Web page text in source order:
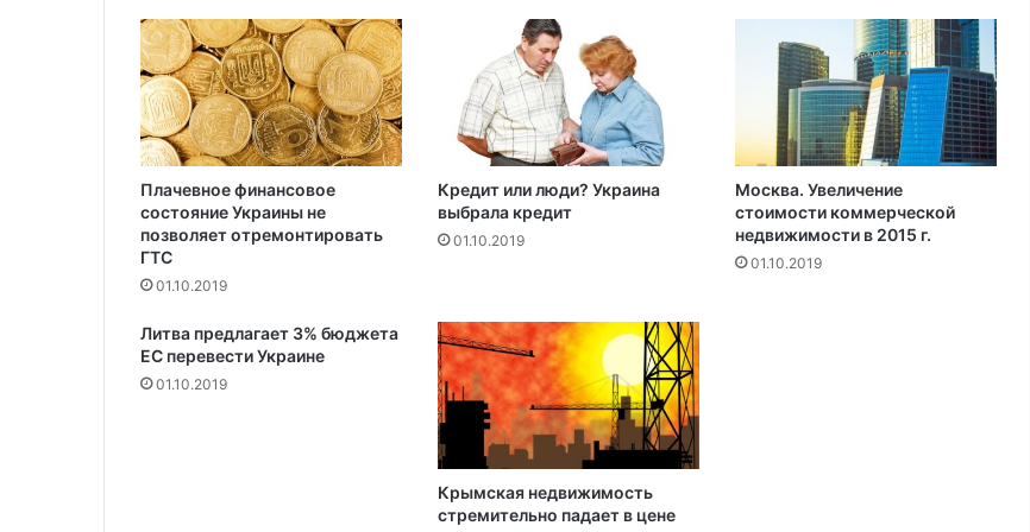
м
п
а
к
т
к
а
р
а
р
о
ж
а
л
и
т
д
в
е
р
и
с
Плачевное финансовое
состояние Украины не
позволяет отремонтировать
ГТС
01.10.2019
Кредит или люди? Украина
выбрала кредит
01.10.2019
Москва. Увеличение
стоимости коммерческой
недвижимости в 2015 г.
01.10.2019
Литва предлагает 3% бюджета
ЕС перевести Украине
01.10.2019
Крымская недвижимость
стремительно падает в цене